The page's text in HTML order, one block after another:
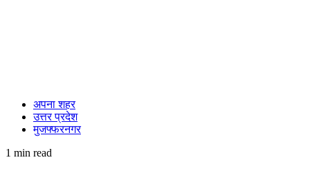
अपना शहर
उत्तर प्रदेश
मुजफ्फरनगर
1 min read